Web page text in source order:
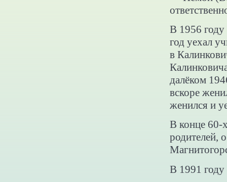
В 1956
год уехал
в
далёком
вскоре
женился и
В конце 60-
родителей,
В 1991 году